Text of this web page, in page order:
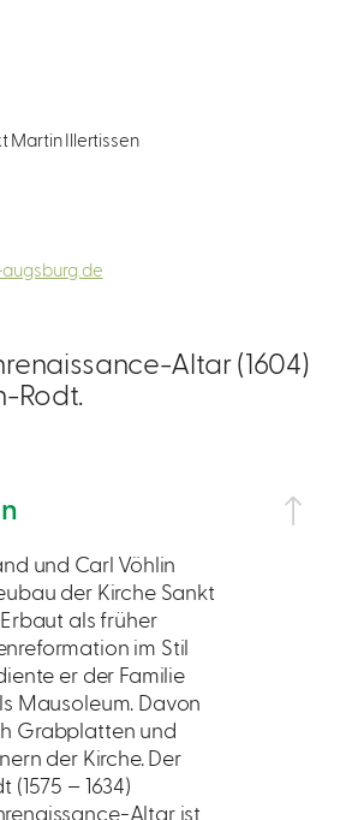
Altar (1604)
Rodt.
und Carl Vöhlin
der Kirche Sankt
als früher
im Stil
er der Familie
Mausoleum. Davon
Grabplatten und
der Kirche. Der
(1575 – 1634)
Altar ist
Martin Illertissen